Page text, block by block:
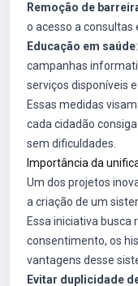
Remoção de
o acesso a consultas
Educação em saúde
campanhas
serviços disponíveis
Essas medidas
cada cidadão
sem dificuldades.
Importância da
Um dos projetos
a criação de um
Essa iniciativa busca
consentimento, os
vantagens desse
Evitar duplicidade